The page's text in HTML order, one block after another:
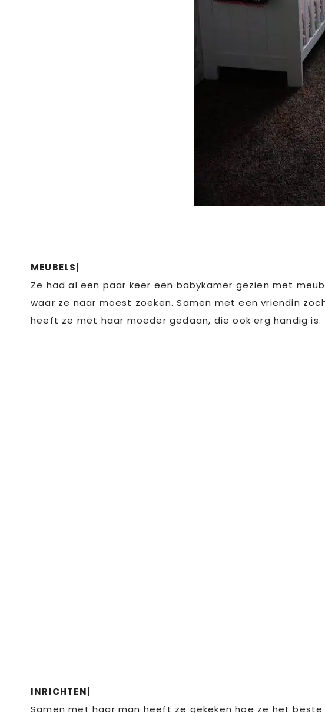
MEUBELS|
Ze had al een paar keer een babykamer gezien met
waar ze naar moest zoeken. Samen met een vriendin
heeft ze met haar moeder gedaan, die ook erg handig is.
INRICHTEN|
Samen met haar man heeft ze gekeken hoe ze het